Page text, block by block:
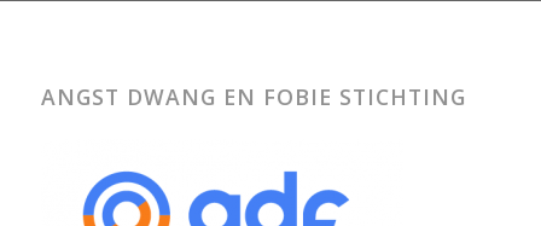
ANGST DWANG EN FOBIE STICHTING